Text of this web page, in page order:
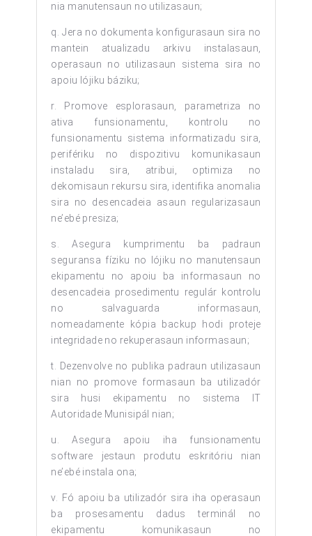
nia manutensaun no utilizasaun;
q. Jera no dokumenta konfigurasaun sira no
mantein atualizadu arkivu instalasaun,
operasaun no utilizasaun sistema sira no
apoiu lójiku báziku;
r. Promove esplorasaun, parametriza no
ativa funsionamentu, kontrolu no
funsionamentu sistema informatizadu sira,
perifériku no dispozitivu komunikasaun
instaladu sira, atribui, optimiza no
dekomisaun rekursu sira, identifika anomalia
sira no desencadeia asaun regularizasaun
ne’ebé presiza;
s. Asegura kumprimentu ba padraun
seguransa fíziku no lójiku no manutensaun
ekipamentu no apoiu ba informasaun no
desencadeia prosedimentu regulár kontrolu
no salvaguarda informasaun,
nomeadamente kópia backup hodi proteje
integridade no rekuperasaun informasaun;
t. Dezenvolve no publika padraun utilizasaun
nian no promove formasaun ba utilizadór
sira husi ekipamentu no sistema IT
Autoridade Munisipál nian;
u. Asegura apoiu iha funsionamentu
software jestaun produtu eskritóriu nian
ne’ebé instala ona;
v. Fó apoiu ba utilizadór sira iha operasaun
ba prosesamentu dadus terminál no
ekipamentu komunikasaun no